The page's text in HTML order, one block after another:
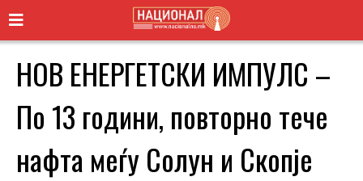
НОВ ЕНЕРГЕТСКИ ИМПУЛС –
По 13 години, повторно тече
нафта меѓу Солун и Скопје